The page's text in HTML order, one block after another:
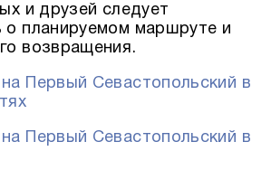
и друзей следует
о планируемом маршруте и
возвращения.
Первый Севастопольский в
Первый Севастопольский в